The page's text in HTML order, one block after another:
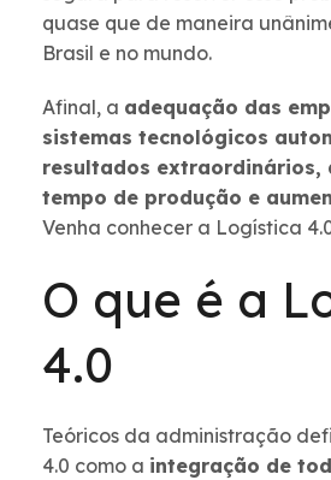
quase que de maneira
Brasil e no mundo.
Afinal, a adequação das
sistemas tecnológicos
resultados extraordinários,
tempo de produção e
Venha conhecer a Logística
O que é a
4.0
Teóricos da administração
4.0 como a integração de